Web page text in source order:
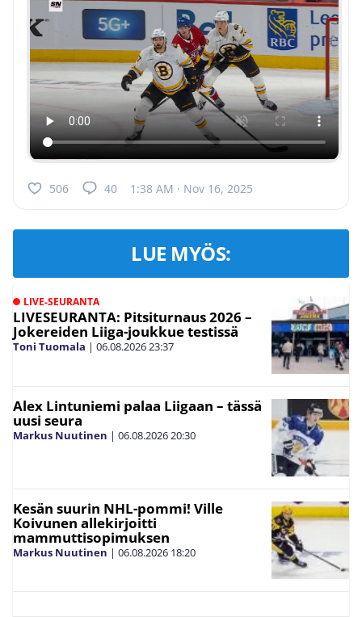
506 40 1:38 AM · Nov 16, 2025
LUE MYÖS:
LIVE-SEURANTA
LIVESEURANTA: Pitsiturnaus 2026 –
Jokereiden Liiga-joukkue testissä
Toni Tuomala | 06.08.202623:37
Alex Lintuniemi palaa Liigaan – tässä
uusi seura
Markus Nuutinen | 06.08.202620:30
Kesän suurin NHL-pommi! Ville
Koivunen allekirjoitti
mammuttisopimuksen
Markus Nuutinen | 06.08.2026 18:20